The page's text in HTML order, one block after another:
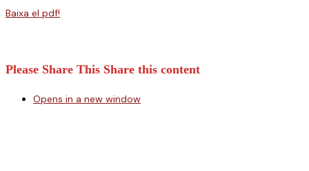
Baixa el pdf!
Please Share This Share this content
Opens in a new window